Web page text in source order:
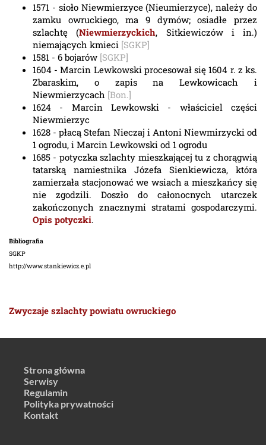
1571 - sioło Niewmierzyce (Nieumierzyce), należy do
zamku owruckiego, ma 9 dymów; osiadłe przez
szlachtę (Niewmierzyckich, Sitkiewiczów i in.)
niemających kmieci [SGKP]
1581 - 6 bojarów [SGKP]
1604 - Marcin Lewkowski procesował się 1604 r. z ks.
Zbaraskim, o zapis na Lewkowicach i
Niewmierzycach [Bon.]
1624 - Marcin Lewkowski - właściciel części
Niewmierzyc
1628 - płacą Stefan Nieczaj i Antoni Niewmirzycki od
1 ogrodu, i Marcin Lewkowski od 1 ogrodu
1685 - potyczka szlachty mieszkającej tu z chorągwią
tatarską namiestnika Józefa Sienkiewicza, która
zamierzała stacjonować we wsiach a mieszkańcy się
nie zgodzili. Doszło do całonocnych utarczek
zakończonych znacznymi stratami gospodarczymi.
Opis potyczki.
Bibliografia
SGKP
http://www.stankiewicz.e.pl
Zwyczaje szlachty powiatu owruckiego
Strona główna
Serwisy
Regulamin
Polityka prywatności
Kontakt